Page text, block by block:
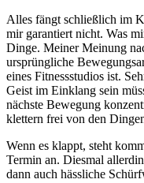
Alles fängt schließlich im
mir garantiert nicht. Was
Dinge. Meiner Meinung
ursprüngliche
eines Fitnessstudios ist.
Geist im Einklang sein
nächste Bewegung
klettern frei von den
Wenn es klappt, steht
Termin an. Diesmal
dann auch hässliche